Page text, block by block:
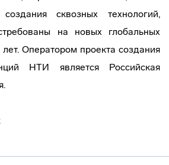
сквозных технологий,
на новых глобальных
Оператором проекта создания
НТИ является Российская